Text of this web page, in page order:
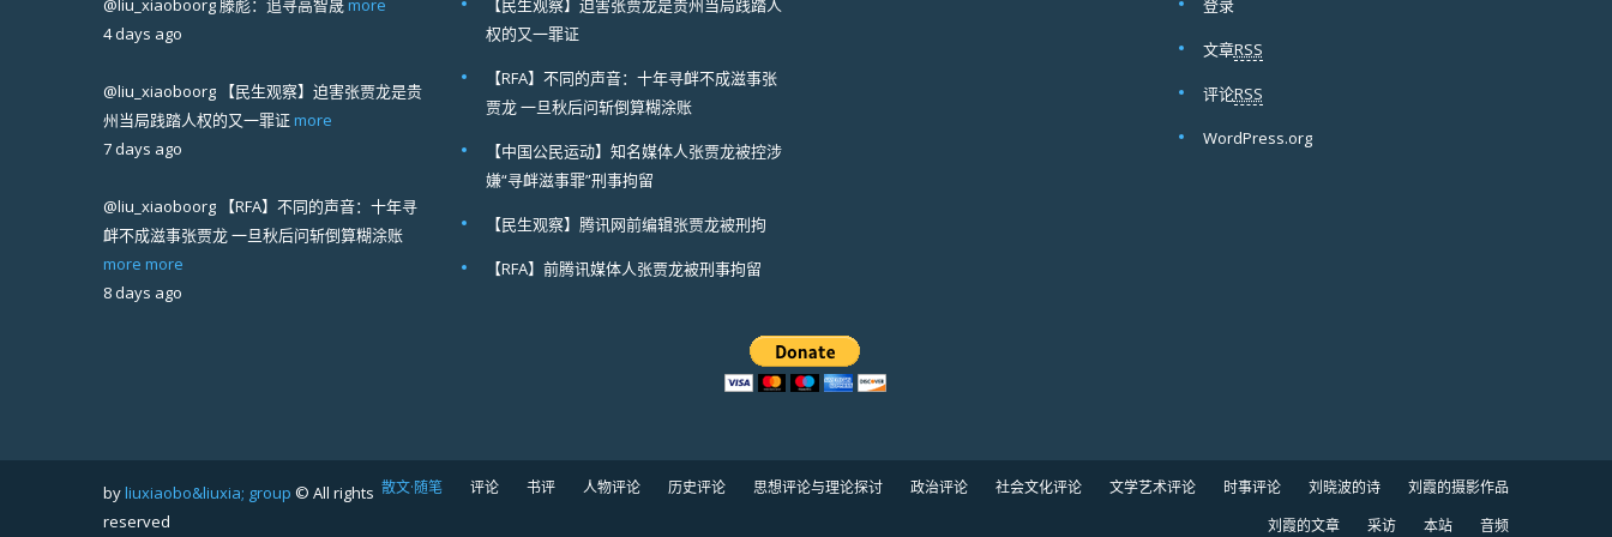
@liu_xiaoboorg滕彪：追寻高智晟 more
4 days ago
@liu_xiaoboorg 【民生观察】迫害张贾龙是贵
州当局践踏人权的又一罪证 more
7 days ago
@liu_xiaoboorg 【RFA】不同的声音：十年寻
衅不成滋事张贾龙 一旦秋后问斩倒算糊涂账
more more
8 days ago
【民生观察】迫害张贾龙是贵州当局践踏人
权的又一罪证
【RFA】不同的声音：十年寻衅不成滋事张
贾龙 一旦秋后问斩倒算糊涂账
【中国公民运动】知名媒体人张贾龙被控涉
嫌“寻衅滋事罪”刑事拘留
【民生观察】腾讯网前编辑张贾龙被刑拘
【RFA】前腾讯媒体人张贾龙被刑事拘留
登录
文章RSS
评论RSS
WordPress.org
byliuxiaobo&liuxia; group © All rights
reserved
散文·随笔 评论 书评 人物评论 历史评论 思想评论与理论探讨 政治评论 社会文化评论 文学艺术评论 时事评论 刘晓波的诗
刘霞的摄影作品
刘霞的文章
采访 本站 音频